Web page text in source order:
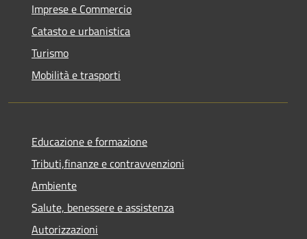
Imprese e Commercio
Catasto e urbanistica
Turismo
Mobilità e trasporti
Educazione e formazione
Tributi,finanze e contravvenzioni
Ambiente
Salute, benessere e assistenza
Autorizzazioni